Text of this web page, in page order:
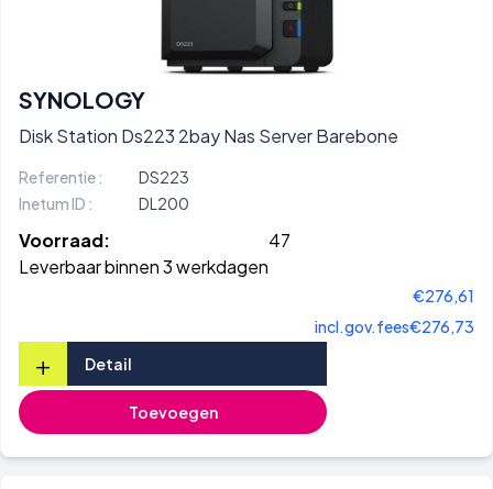
SYNOLOGY
Disk Station Ds223 2bay Nas Server Barebone
Referentie :
DS223
Inetum ID :
DL200
Voorraad:
47
Leverbaar binnen 3 werkdagen
€276,61
incl.gov.fees€276,73
+ Detail
Toevoegen